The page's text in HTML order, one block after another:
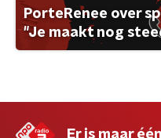
PorteRenee over
"Je maakt nog
Er is maar